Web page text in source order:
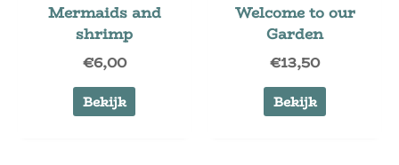
Mermaids and
shrimp
€6,00
Bekijk
Welcome to our
Garden
€13,50
Bekijk